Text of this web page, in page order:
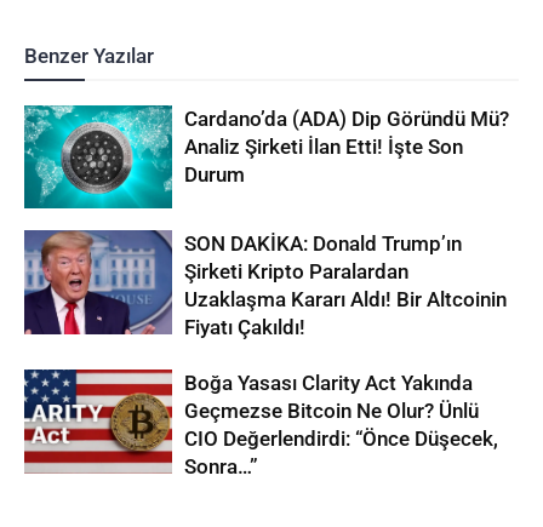
Benzer Yazılar
Cardano’da (ADA) Dip Göründü Mü?
Analiz Şirketi İlan Etti! İşte Son
Durum
SON DAKİKA: Donald Trump’ın
Şirketi Kripto Paralardan
Uzaklaşma Kararı Aldı! Bir Altcoinin
Fiyatı Çakıldı!
Boğa Yasası Clarity Act Yakında
Geçmezse Bitcoin Ne Olur? Ünlü
CIO Değerlendirdi: “Önce Düşecek,
Sonra…”